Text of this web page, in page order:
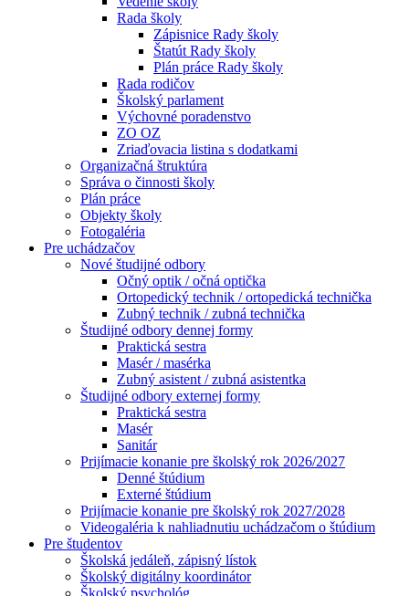
Rada školy
Zápisnice Rady školy
Štatút Rady školy
Plán práce Rady školy
Rada rodičov
Školský parlament
Výchovné poradenstvo
ZO OZ
Zriaďovacia listina s dodatkami
Organizačná štruktúra
Správa o činnosti školy
Plán práce
Objekty školy
Fotogaléria
Pre uchádzačov
Nové študijné odbory
Očný optik / očná optička
Ortopedický technik / ortopedická technička
Zubný technik / zubná technička
Študijné odbory dennej formy
Praktická sestra
Masér / masérka
Zubný asistent / zubná asistentka
Študijné odbory externej formy
Praktická sestra
Masér
Sanitár
Prijímacie konanie pre školský rok 2026/2027
Denné štúdium
Externé štúdium
Prijímacie konanie pre školský rok 2027/2028
Videogaléria k nahliadnutiu uchádzačom o štúdium
Pre študentov
Školská jedáleň, zápisný lístok
Školský digitálny koordinátor
Školský psychológ